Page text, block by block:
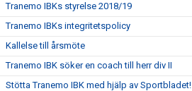
Tranemo IBKs styrelse 2018/19
Tranemo IBKs integritetspolicy
Kallelse till årsmöte
Tranemo IBK söker en coach till herr div II
Stötta Tranemo IBK med hjälp av Sportbladet!